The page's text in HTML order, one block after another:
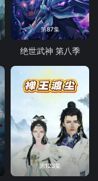
第87集
绝世武神 第八季
第123集